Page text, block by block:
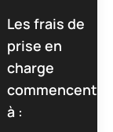
Les frais de
prise en
charge
commencent
à :